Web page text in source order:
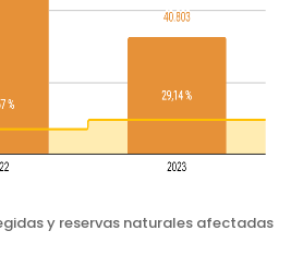
y reservas naturales afectadas